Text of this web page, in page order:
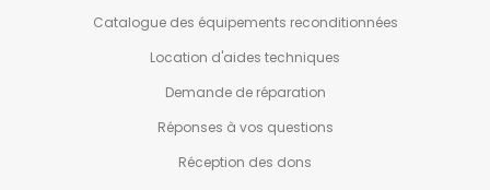
Catalogue des équipements reconditionnées
Location d'aides techniques
Demande de réparation
Réponses à vos questions
Réception des dons